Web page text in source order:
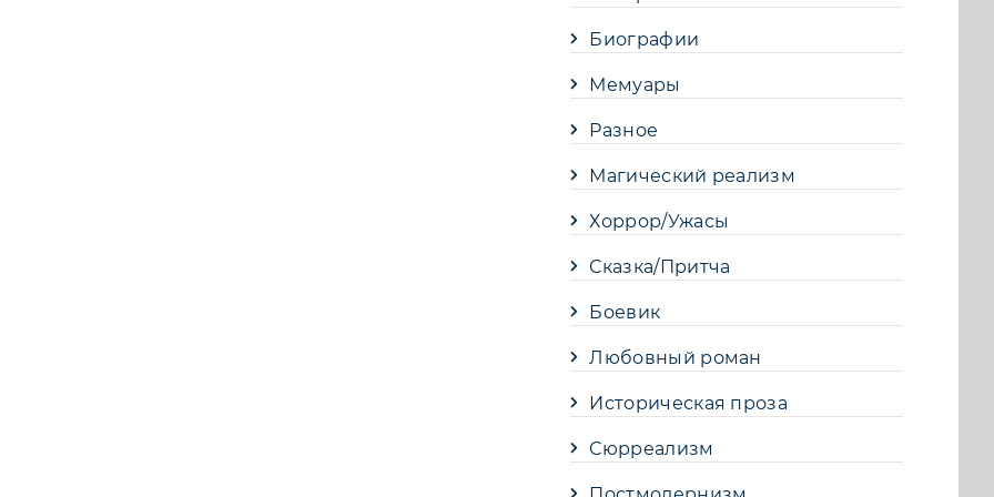
Биографии
Мемуары
Разное
Магический реализм
Хоррор/Ужасы
Сказка/Притча
Боевик
Любовный роман
Историческая проза
Сюрреализм